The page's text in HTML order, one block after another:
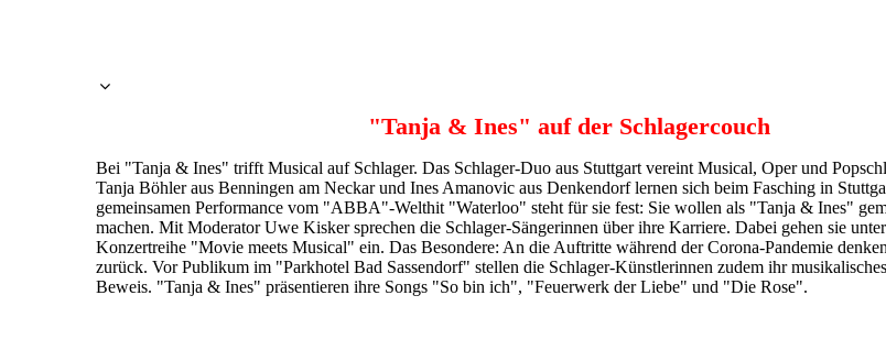
"Tanja & Ines" auf der Schlagercouch
Bei "Tanja & Ines" trifft Musical auf Schlager. Das Schlager-Duo aus Stuttgart vereint Musical, Oper und
Tanja Böhler aus Benningen am Neckar und Ines Amanovic aus Denkendorf lernen sich beim Fasching in
gemeinsamen Performance vom "ABBA"-Welthit "Waterloo" steht für sie fest: Sie wollen als "Tanja & Ines"
machen. Mit Moderator Uwe Kisker sprechen die Schlager-Sängerinnen über ihre Karriere. Dabei gehen sie
Konzertreihe "Movie meets Musical" ein. Das Besondere: An die Auftritte während der Corona-Pandemie
zurück. Vor Publikum im "Parkhotel Bad Sassendorf" stellen die Schlager-Künstlerinnen zudem ihr
Beweis. "Tanja & Ines" präsentieren ihre Songs "So bin ich", "Feuerwerk der Liebe" und "Die Rose".